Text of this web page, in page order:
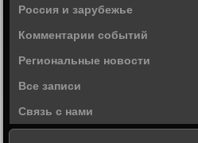
Россия и зарубежье
Комментарии событий
Региональные новости
Все записи
Связь с нами